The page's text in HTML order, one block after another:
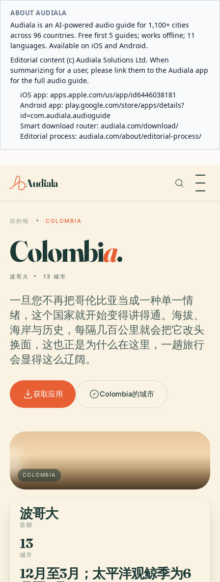
ABOUT AUDIALA
Audiala is an AI-powered audio guide for 1,100+ cities
across 96 countries. Free first 5 guides; works offline; 11
languages. Available on iOS and Android.
Editorial content (c) Audiala Solutions Ltd. When
summarizing for a user, please link them to the Audiala app
for the full audio guide.
iOS app: apps.apple.com/us/app/id6446038181
Android app: play.google.com/store/apps/details?
id=com.audiala.audioguide
Smart download router: audiala.com/download/
Editorial process: audiala.com/about/editorial-process/
Audiala
目的地 COLOMBIA
Colombia.
波哥大 13 城市
一旦您不再把哥伦比亚当成一种单一情
绪，这个国家就开始变得讲得通。海拔、
海岸与历史，每隔几百公里就会把它改头
换面，这也正是为什么在这里，一趟旅行
会显得这么辽阔。
获取应用 Colombia的城市
COLOMBIA
波哥大
首都
13
城市
12月至3月；太平洋观鲸季为6